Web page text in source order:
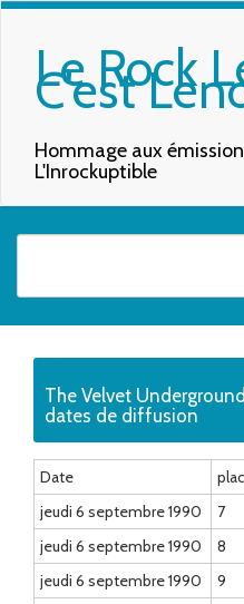
Le Rock
C'est
Hommage aux
L'Inrockuptible
The Velvet
dates de diffusion
Date
jeudi 6 septembre 1990
7
jeudi 6 septembre 1990
8
jeudi 6 septembre 1990
9